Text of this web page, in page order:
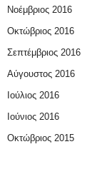
Νοέμβριος 2016
Οκτώβριος 2016
Σεπτέμβριος 2016
Αύγουστος 2016
Ιούλιος 2016
Ιούνιος 2016
Οκτώβριος 2015